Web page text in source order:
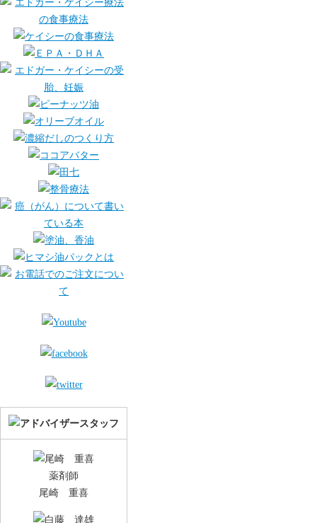
薬剤師
尾崎 重喜